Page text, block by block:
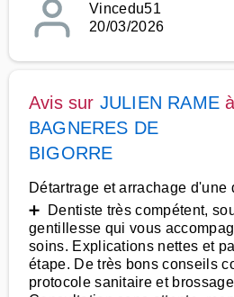
Vincedu51
20/03/2026
Avis sur JULIEN RAME à
BAGNERES DE
BIGORRE
Détartrage et arrachage d'une
➕ Dentiste très compétent,
gentillesse qui vous
soins. Explications nettes et
étape. De très bons conseils
protocole sanitaire et